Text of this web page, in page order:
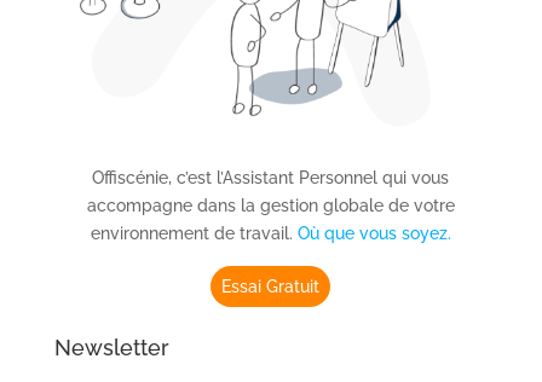
Offiscénie, c’est l’Assistant Personnel qui vous
accompagne dans la gestion globale de votre
environnement de travail. Où que vous soyez.
Essai Gratuit
Newsletter